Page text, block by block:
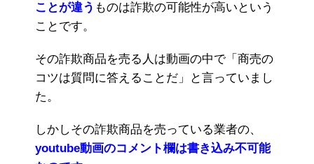
ことが違う ものは詐欺の可能性が高いという
ことです。
その詐欺商品を売る人は動画の中で「商売の
コツは質問に答えることだ」と言っていまし
た。
しかしその詐欺商品を売っている業者の、
youtube動画のコメント欄は書き込み不可能